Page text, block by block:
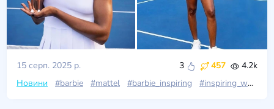
15 серп. 2025 р. 3 457
4.2k
Новини
#barbie #mattel #barbie_inspiring #inspiring_women